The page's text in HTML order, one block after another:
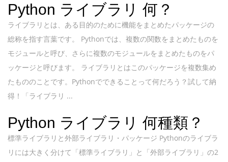
Python ライブラリ 何？
ライブラリとは、ある目的のために機能をまとめたパッケージの
総称を指す言葉です。 Pythonでは、複数の関数をまとめたものを
モジュールと呼び、さらに複数のモジュールをまとめたものをパ
ッケージと呼びます。 ライブラリとはこのパッケージを複数集め
たもののことです。Pythonでできることって何だろう？試して納
得！「ライブラリ ...
Python ライブラリ 何種類？
標準ライブラリと外部ライブラリ・パッケージ Pythonのライブラ
リには大きく分けて「標準ライブラリ」と「外部ライブラリ」の2